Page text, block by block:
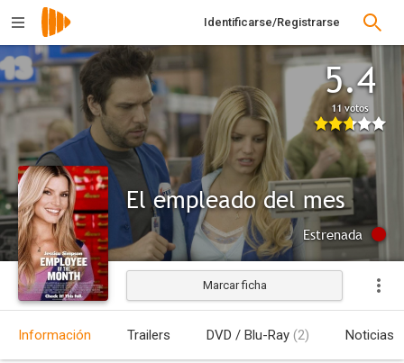
Identificarse/Registrarse
5.4
11 votos
El empleado del mes
Estrenada
Marcar ficha
Información Trailers DVD / Blu-Ray (2) Noticias